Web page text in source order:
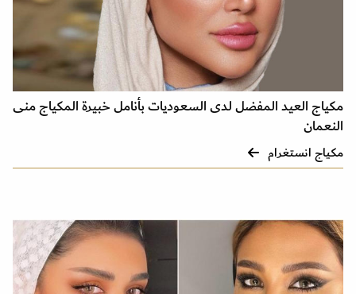
مكياج العيد المفضل لدى السعوديات بأنامل خبيرة المكياج منى
النعمان
مكياج انستغرام